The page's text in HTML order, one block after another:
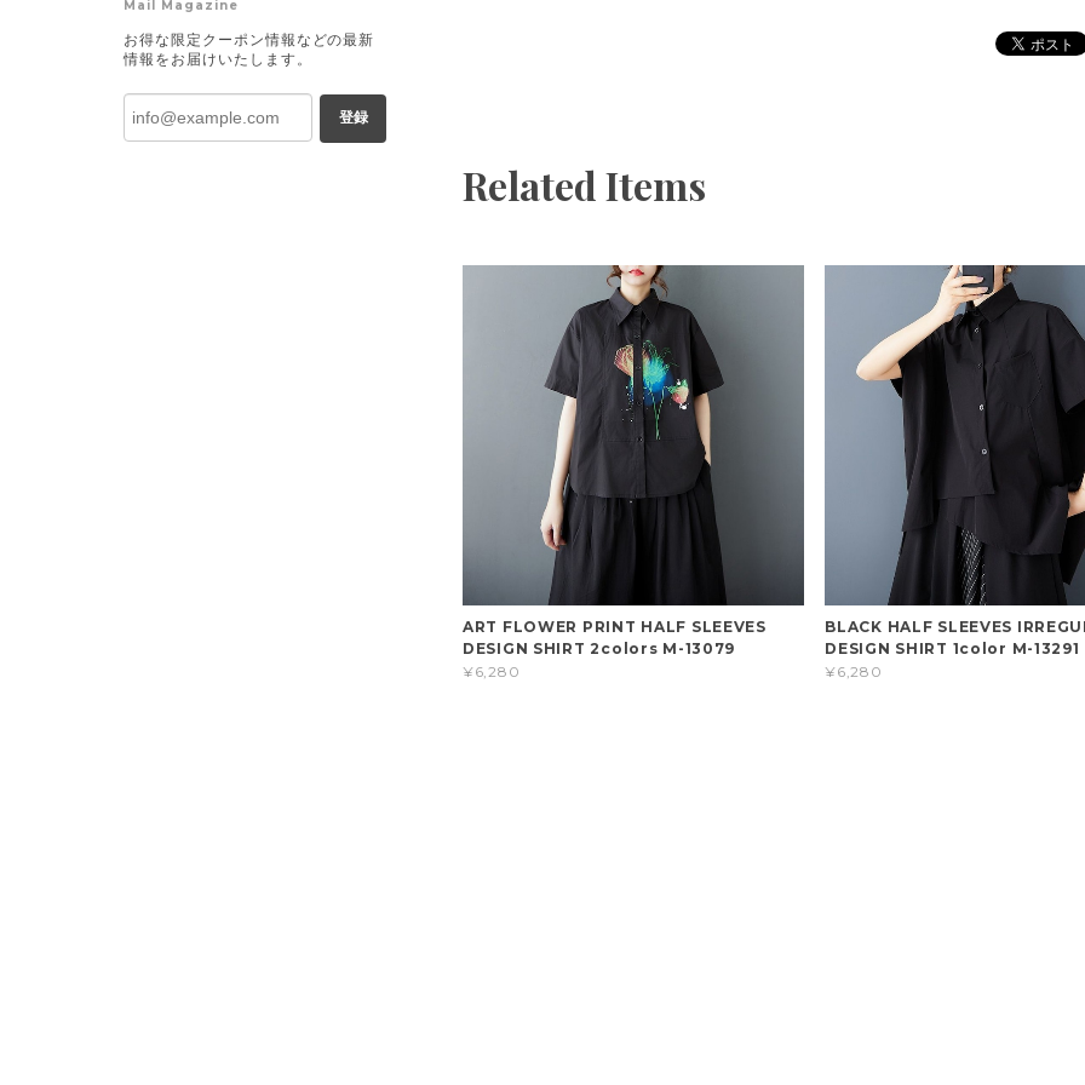
Related Items
ART FLOWER PRINT HALF SLEEVES
DESIGN SHIRT 2colors M-13079
¥6,280
BLACK HALF SLEEVES
DESIGN SHIRT 1color M-13291
¥6,280
Mail Magazine
お得な限定クーポン情報などの最新
情報をお届けいたします。
登録